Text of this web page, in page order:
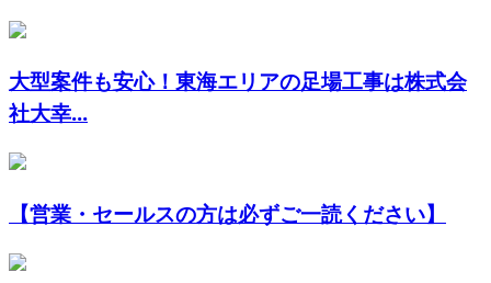
大型案件も安心！東海エリアの足場工事は株式会
社大幸...
【営業・セールスの方は必ずご一読ください】